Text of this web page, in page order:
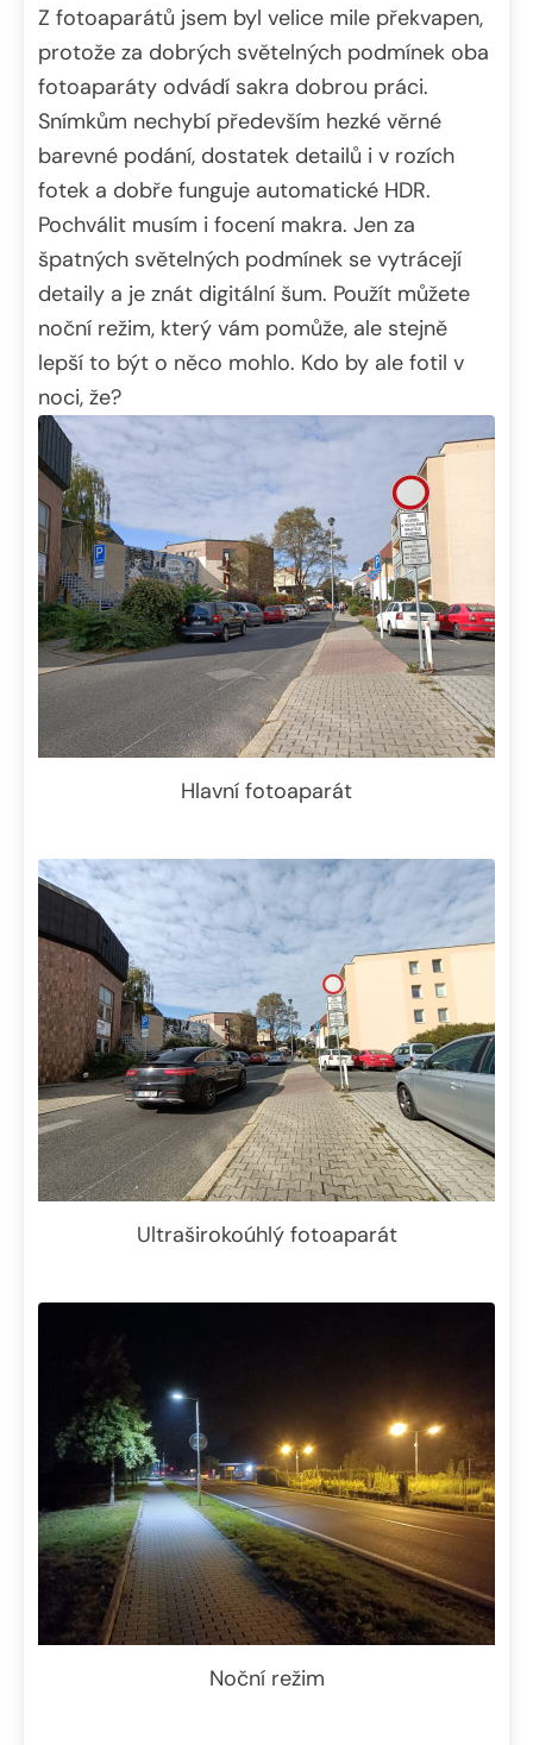
Z fotoaparátů jsem byl velice mile překvapen,
protože za dobrých světelných podmínek oba
fotoaparáty odvádí sakra dobrou práci.
Snímkům nechybí především hezké věrné
barevné podání, dostatek detailů i v rozích
fotek a dobře funguje automatické HDR.
Pochválit musím i focení makra. Jen za
špatných světelných podmínek se vytrácejí
detaily a je znát digitální šum. Použít můžete
noční režim, který vám pomůže, ale stejně
lepší to být o něco mohlo. Kdo by ale fotil v
noci, že?
Hlavní fotoaparát
Ultraširokoúhlý fotoaparát
Noční režim